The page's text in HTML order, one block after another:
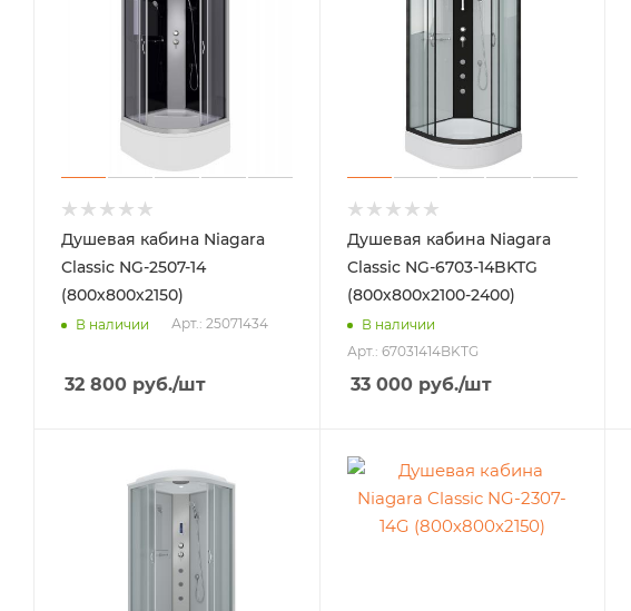
Душевая кабина Niagara
Classic NG-2507-14
(800х800х2150)
В наличии Арт.: 25071434
32 800 руб./шт
Душевая кабина Niagara
Classic NG-6703-14BKTG
(800х800х2100-2400)
В наличии
Арт.: 67031414BKTG
33 000руб./шт